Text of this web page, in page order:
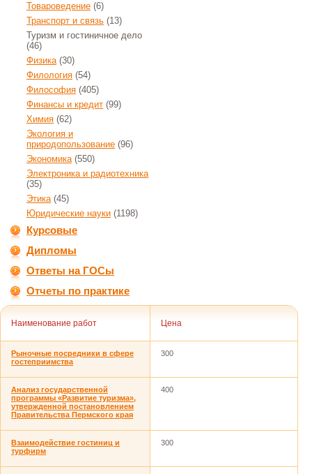
Товароведение (6)
Транспорт и связь (13)
Туризм и гостиничное дело
(46)
Физика(30)
Филология (54)
Философия (405)
Финансы и кредит (99)
Химия (62)
Экология и
природопользование (96)
Экономика(550)
Электроника и радиотехника
(35)
Этика(45)
Юридические науки (1198)
Курсовые
Дипломы
Ответы на ГОСы
Отчеты по практике
Наименование работ Цена
Pыночные посредники в сфере
гостеприимства
300
Анализ государственной
программы «Развитие туризма»,
утвержденной постановлением
Правительства Пермского края
400
Взаимодействие гостиниц и
турфирм
300